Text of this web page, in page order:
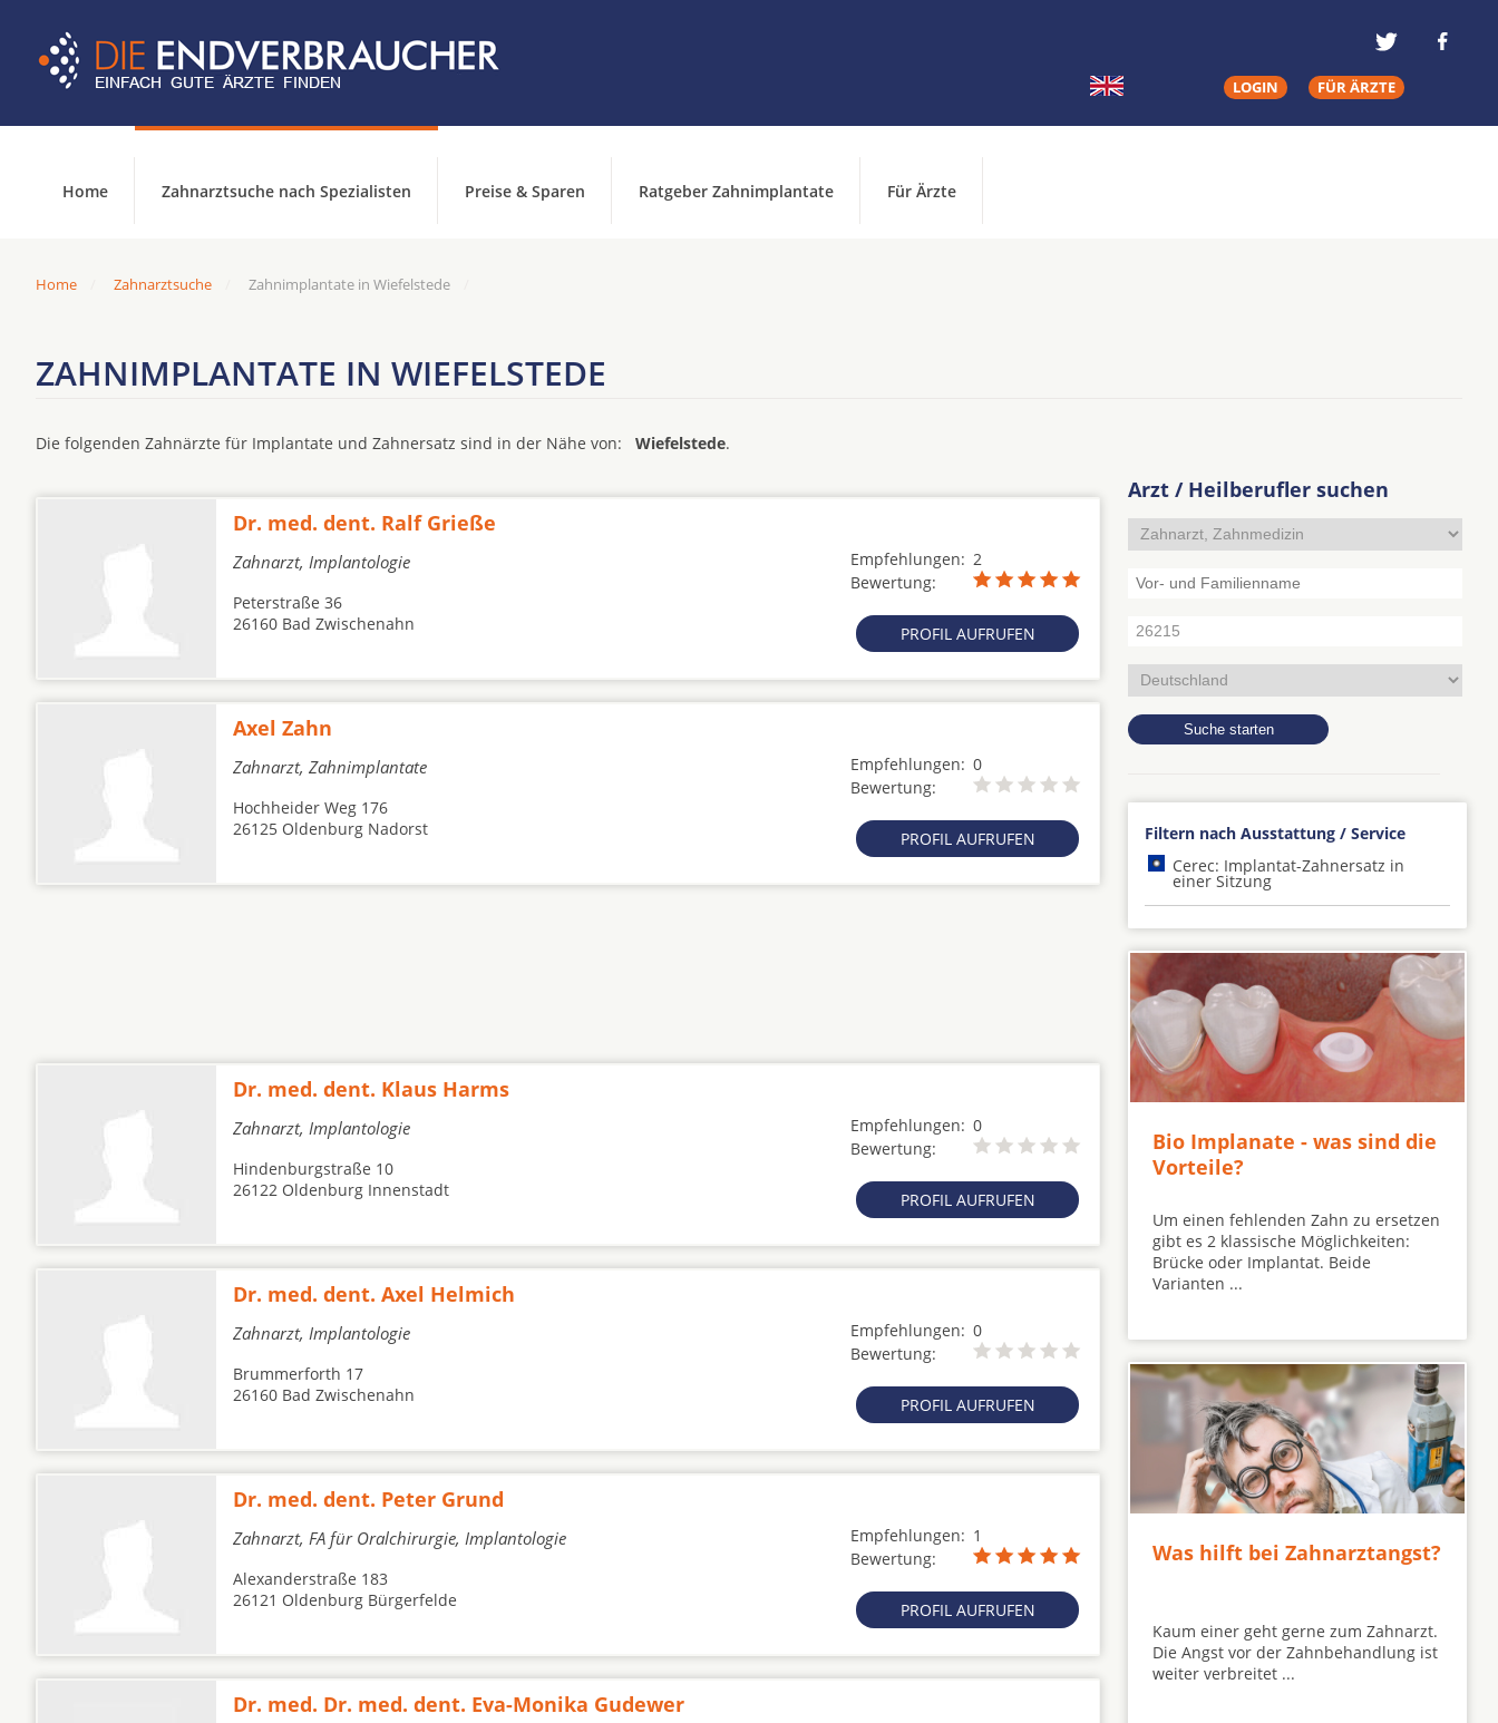
LOGIN FÜR ÄRZTE
Home Zahnarztsuche nach Spezialisten Preise & Sparen Ratgeber Zahnimplantate Für Ärzte
Home Zahnarztsuche Zahnimplantate in Wiefelstede
ZAHNIMPLANTATE IN WIEFELSTEDE
Die folgenden Zahnärzte für Implantate und Zahnersatz sind in der Nähe von: Wiefelstede.
Dr. med. dent. Ralf Grieße
Zahnarzt, Implantologie Empfehlungen: 2
Bewertung:
PROFIL AUFRUFEN
Peterstraße 36
26160 Bad Zwischenahn
Axel Zahn
Zahnarzt, Zahnimplantate Empfehlungen: 0
Bewertung:
PROFIL AUFRUFEN
Hochheider Weg 176
26125 Oldenburg Nadorst
Dr. med. dent. Klaus Harms
Zahnarzt, Implantologie Empfehlungen: 0
Bewertung:
PROFIL AUFRUFEN
Hindenburgstraße 10
26122 Oldenburg Innenstadt
Dr. med. dent. Axel Helmich
Zahnarzt, Implantologie Empfehlungen: 0
Bewertung:
PROFIL AUFRUFEN
Brummerforth 17
26160 Bad Zwischenahn
Dr. med. dent. Peter Grund
Zahnarzt, FA für Oralchirurgie, Implantologie Empfehlungen: 1
Bewertung:
PROFIL AUFRUFEN
Alexanderstraße 183
26121 Oldenburg Bürgerfelde
Dr. med. Dr. med. dent. Eva-Monika Gudewer
Arzt / Heilberufler suchen
Filtern nach Ausstattung / Service
Cerec: Implantat-Zahnersatz in
einer Sitzung
Bio Implanate - was sind die
Vorteile?
Um einen fehlenden Zahn zu ersetzen
gibt es 2 klassische Möglichkeiten:
Brücke oder Implantat. Beide
Varianten ...
Was hilft bei Zahnarztangst?
Kaum einer geht gerne zum Zahnarzt.
Die Angst vor der Zahnbehandlung ist
weiter verbreitet ...